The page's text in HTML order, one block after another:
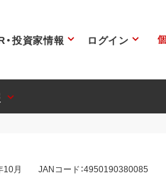
・投資家情報 ログイン
10月 JANコード：4950190380085